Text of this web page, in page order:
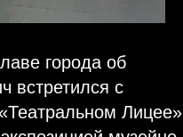
города об
встретился с
Лицее»